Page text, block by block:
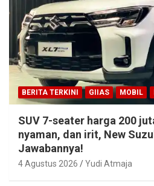
BERITA TERKINI GIIAS MOBIL
SUV 7-seater harga 200
nyaman, dan irit, New
Jawabannya!
4 Agustus 2026 Yudi Atmaja